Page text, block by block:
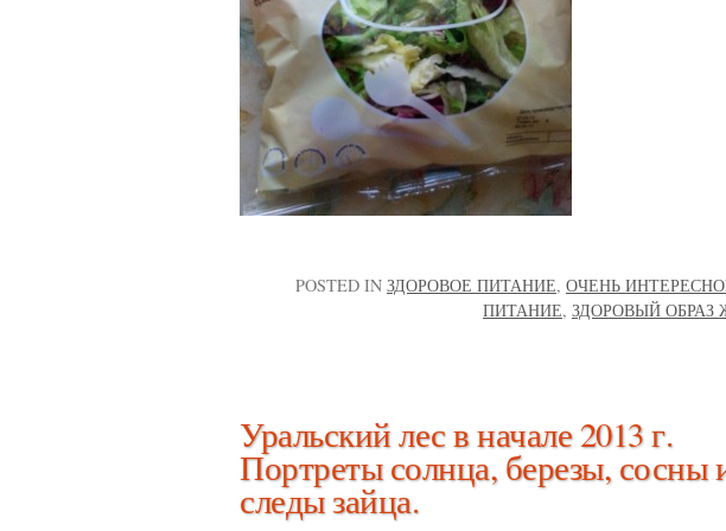
POSTED IN ЗДОРОВОЕ ПИТАНИЕ, ОЧЕНЬ
ПИТАНИЕ, ЗДОРОВЫЙ ОБРАЗ
Уральский лес в начале 2013 г.
Портреты солнца, березы, сосны
следы зайца.